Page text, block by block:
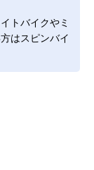
トバイクやミ
はスピンバイ